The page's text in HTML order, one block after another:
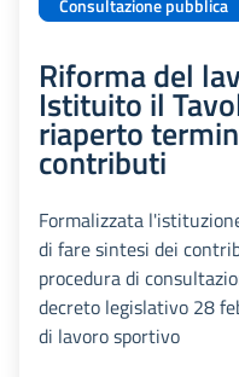
Consultazione pubblica
Riforma del
Istituito il
riaperto
contributi
Formalizzata
di fare sintesi dei
procedura di
decreto legislativo 28
di lavoro sportivo